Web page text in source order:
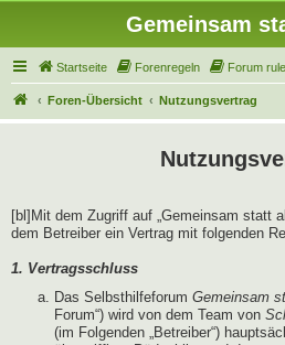
Gemeinsam
Startseite Forenregeln Forum
Foren-Übersicht Nutzungsvertrag
[bl]Mit dem Zugriff auf „Gemeinsam statt
dem Betreiber ein Vertrag mit folgenden
1. Vertragsschluss
Das Selbsthilfeforum Gemeinsam
Forum“) wird von dem Team von
(im Folgenden „Betreiber“)